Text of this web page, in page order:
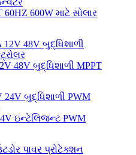
600W માટે સોલાર
48V બુદ્ધિશાળી MPPT
ઇન્ટેલિજન્ટ PWM